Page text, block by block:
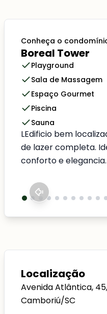
Conheça o
Boreal Tower
Playground
Sala de Massagem
Espaço Gourmet
Piscina
Sauna
LEdificio bem
de lazer completa.
conforto e elegancia.
Localização
Avenida Atlântica,
Camboriú/SC